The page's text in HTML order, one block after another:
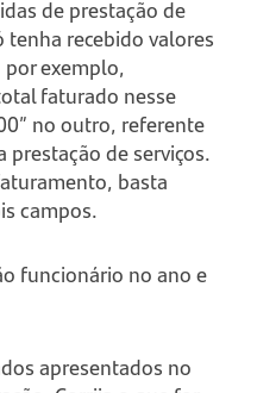
de prestação de
tenha recebido valores
exemplo,
faturado nesse
no outro, referente
prestação de serviços.
basta
campos.
funcionário no ano e
apresentados no